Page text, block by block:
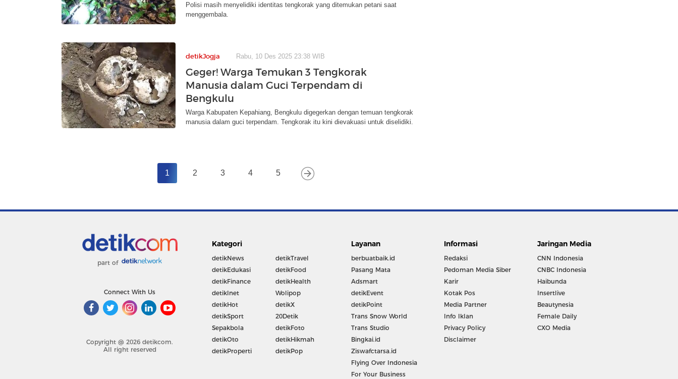
Polisi masih menyelidiki identitas tengkorak yang ditemukan petani saat
menggembala.
detikJogja Rabu, 10 Des 2025 23:38 WIB
Geger! Warga Temukan 3 Tengkorak
Manusia dalam Guci Terpendam di
Bengkulu
Warga Kabupaten Kepahiang, Bengkulu digegerkan dengan temuan tengkorak
manusia dalam guci terpendam. Tengkorak itu kini dievakuasi untuk diselidiki.
1 2 3 4 5
part of
Connect With Us
Copyright @ 2026 detikcom.
All right reserved
Kategori
detikNews
detikEdukasi
detikFinance
detikInet
detikHot
detikSport
Sepakbola
detikOto
detikProperti
detikTravel
detikFood
detikHealth
Wolipop
detikX
20Detik
detikFoto
detikHikmah
detikPop
Layanan
berbuatbaik.id
Pasang Mata
Adsmart
detikEvent
detikPoint
Trans Snow World
Trans Studio
Bingkai.id
Ziswafctarsa.id
Flying Over Indonesia
For Your Business
Informasi
Redaksi
Pedoman Media Siber
Karir
Kotak Pos
Media Partner
Info Iklan
Privacy Policy
Disclaimer
Jaringan Media
CNN Indonesia
CNBC Indonesia
Haibunda
Insertlive
Beautynesia
Female Daily
CXO Media